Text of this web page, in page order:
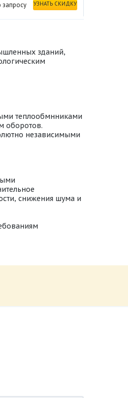
запросу УЗНАТЬ СКИДКУ
зданий,
теплообмнниками
оборотов.
независимыми
снижения шума и